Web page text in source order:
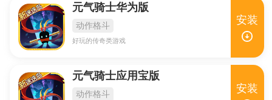
元气骑士华为版
动作格斗
好玩的传奇类游戏
安装
元气骑士应用宝版
动作格斗 安装